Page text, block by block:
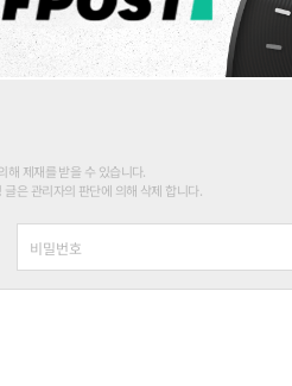
해 제재를 받을 수 있습니다.
은 관리자의 판단에 의해 삭제 합니다.